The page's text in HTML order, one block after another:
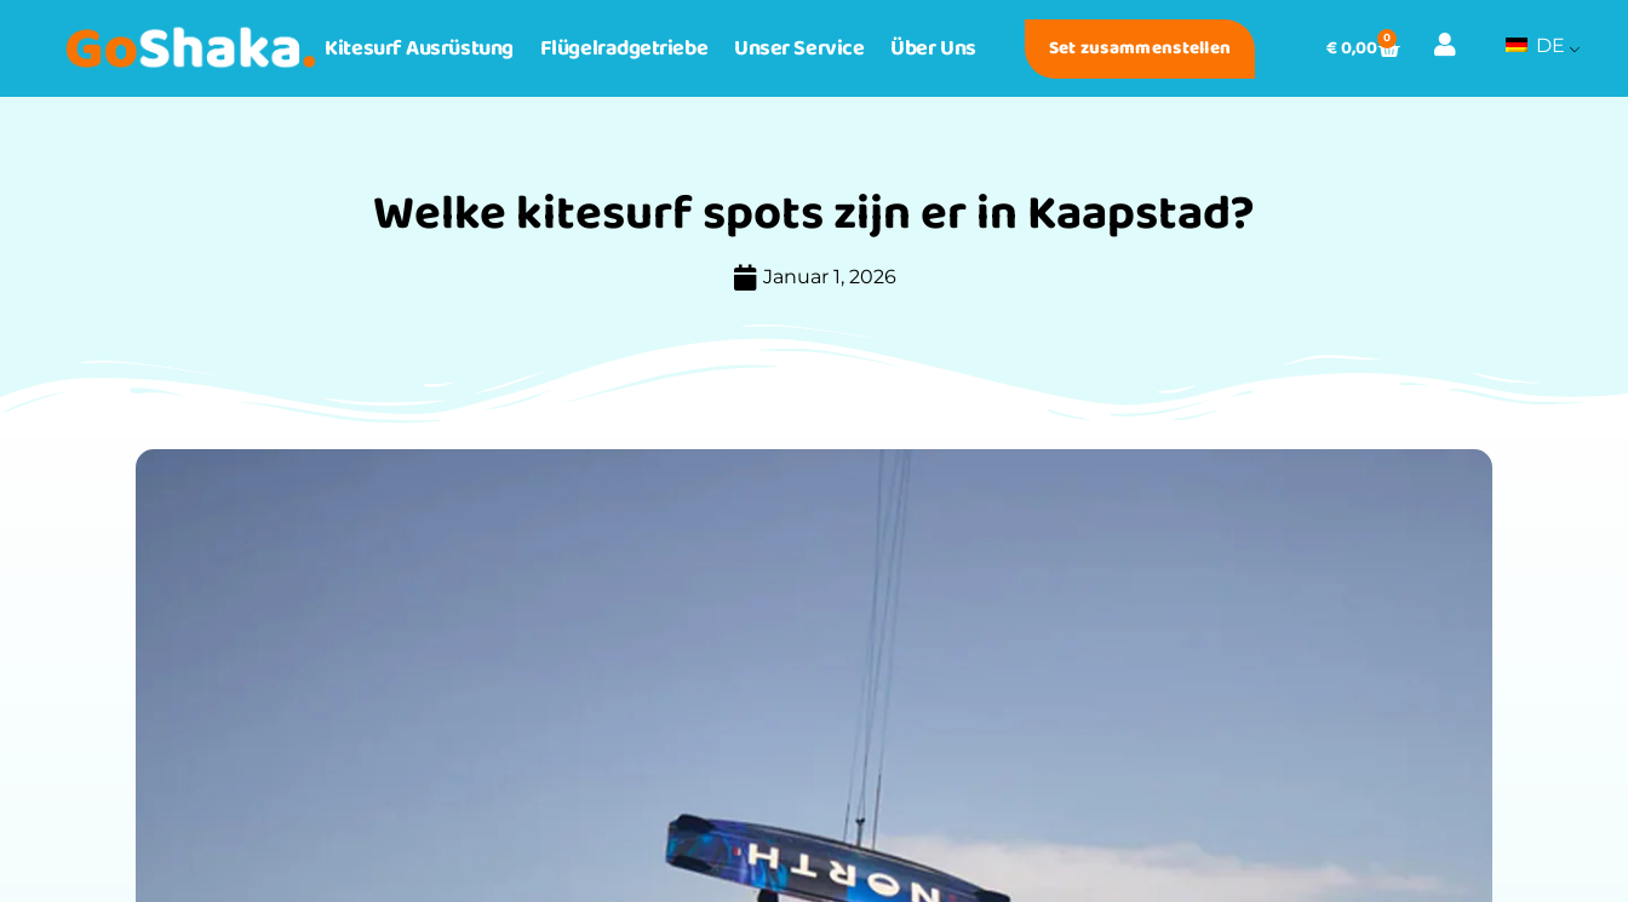
Kitesurf Ausrüstung Flügelradgetriebe Unser Service Über Uns Set zusammenstellen €0,00 0 DE
Welke kitesurf spots zijn er in Kaapstad?
Januar 1, 2026